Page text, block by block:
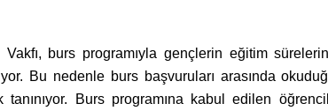
Vakfı, burs programıyla gençlerin eğitim
Bu nedenle burs başvuruları arasında
tanınıyor. Burs programına kabul edilen